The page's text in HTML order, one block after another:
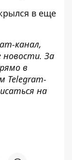
в еще
канал,
За
в
Telegram-
на